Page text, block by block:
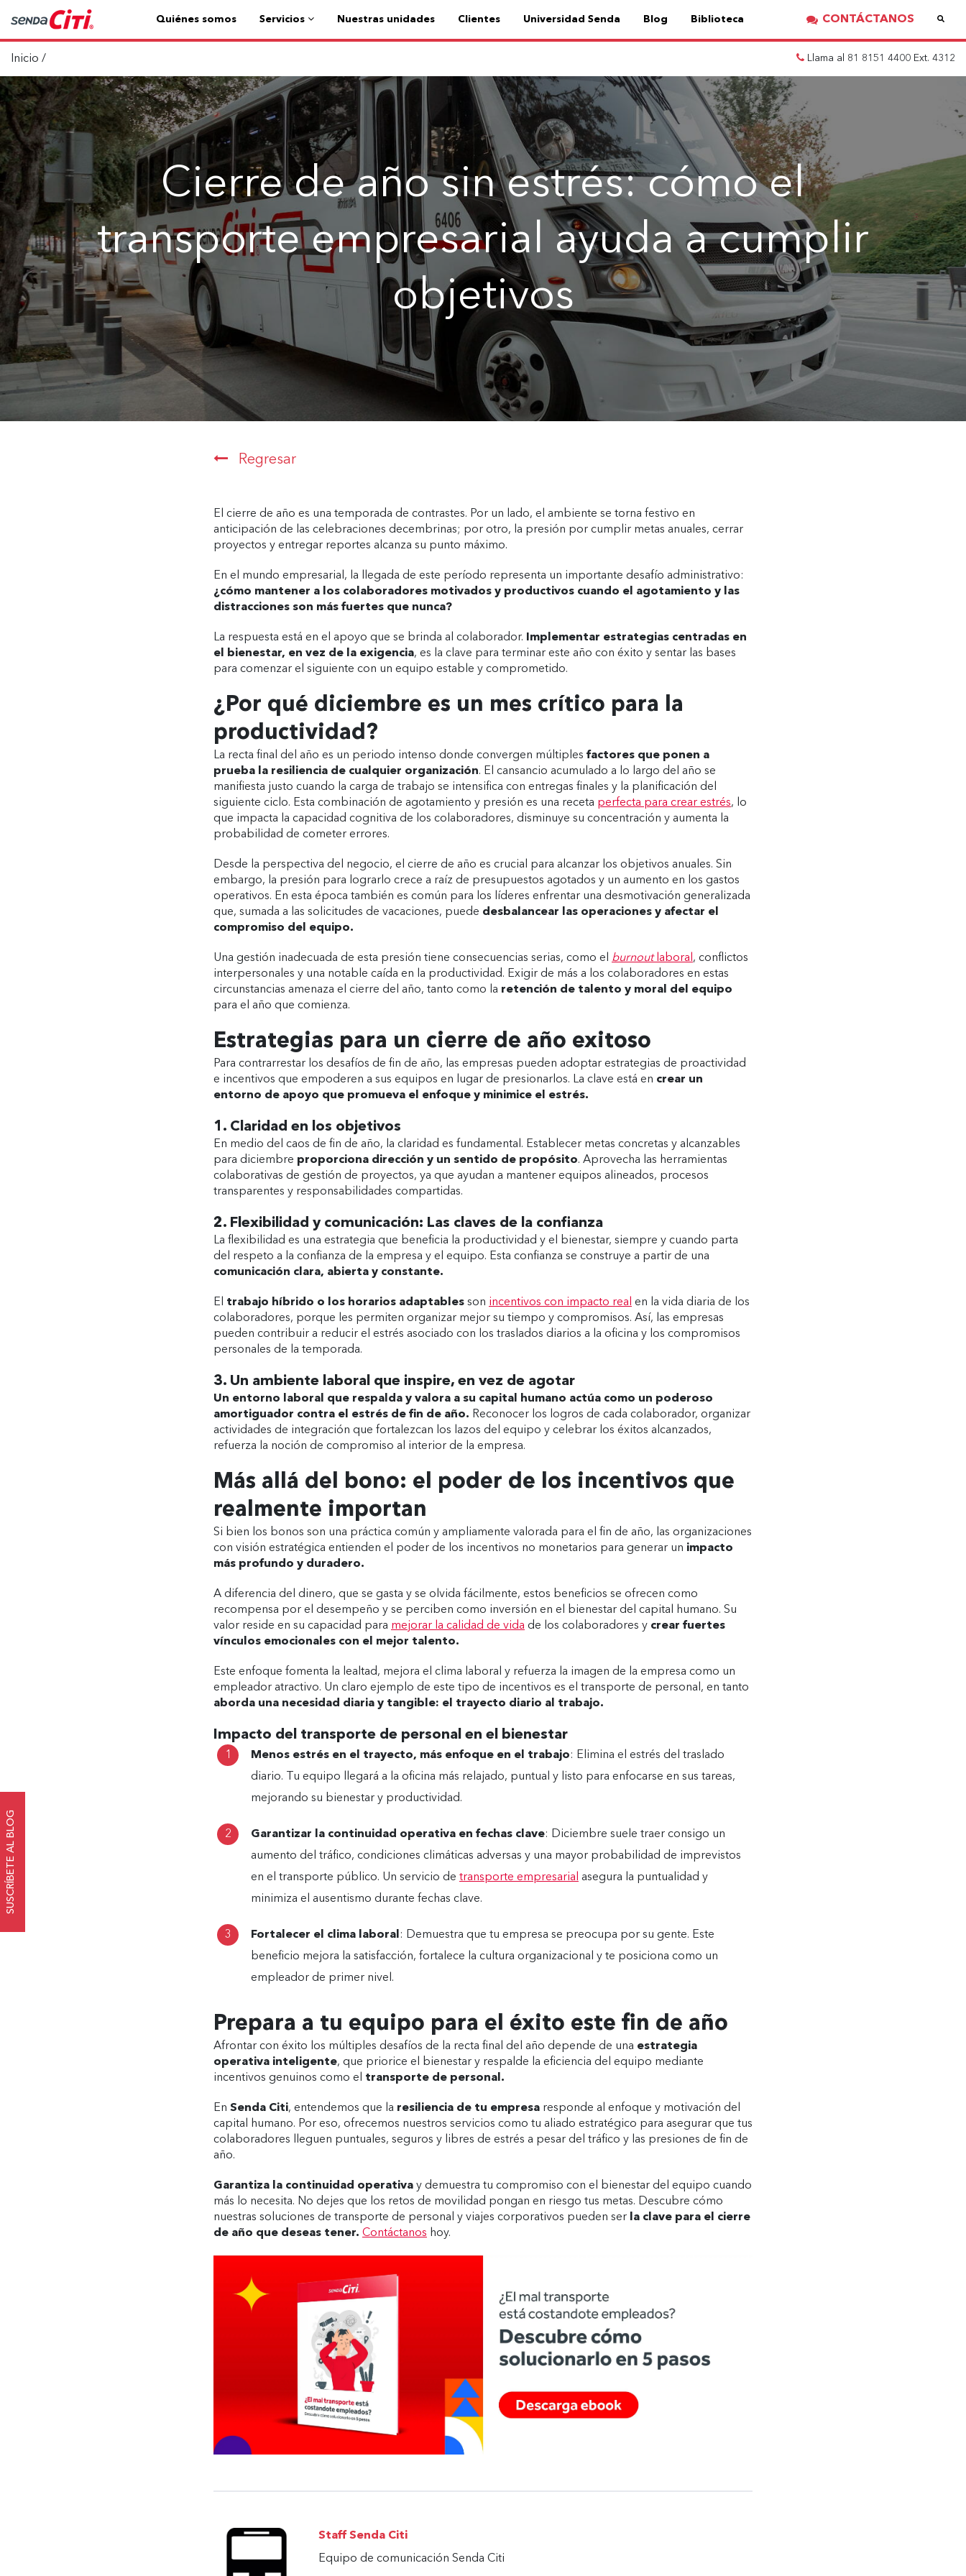
SUSCRÍBETE AL BLOG
Quiénes somos Servicios Nuestras unidades Clientes Universidad Senda Blog Biblioteca CONTÁCTANOS
Inicio / Llama al 81 8151 4400 Ext. 4312
Cierre de año sin estrés: cómo el
transporte empresarial ayuda a cumplir
objetivos
Regresar
El cierre de año es una temporada de contrastes. Por un lado, el ambiente se torna festivo en
anticipación de las celebraciones decembrinas; por otro, la presión por cumplir metas anuales, cerrar
proyectos y entregar reportes alcanza su punto máximo.
En el mundo empresarial, la llegada de este período representa un importante desafío administrativo:
¿cómo mantener a los colaboradores motivados y productivos cuando el agotamiento y las
distracciones son más fuertes que nunca?
La respuesta está en el apoyo que se brinda al colaborador.
Implementar estrategias centradas en
el bienestar, en vez de la exigencia, es la clave para terminar este año con éxito y sentar las bases
para comenzar el siguiente con un equipo estable y comprometido.
¿Por qué diciembre es un mes crítico para la
productividad?
La recta final del año es un periodo intenso donde convergen múltiples factores que ponen a
prueba la resiliencia de cualquier organización. El cansancio acumulado a lo largo del año se
manifiesta justo cuando la carga de trabajo se intensifica con entregas finales y la planificación del
siguiente ciclo. Esta combinación de agotamiento y presión es una receta perfecta para crear estrés, lo
que impacta la capacidad cognitiva de los colaboradores, disminuye su concentración y aumenta la
probabilidad de cometer errores.
Desde la perspectiva del negocio, el cierre de año es crucial para alcanzar los objetivos anuales. Sin
embargo, la presión para lograrlo crece a raíz de presupuestos agotados y un aumento en los gastos
operativos. En esta época también es común para los líderes enfrentar una desmotivación generalizada
que, sumada a las solicitudes de vacaciones, puede desbalancear las operaciones y afectar el
compromiso del equipo.
Una gestión inadecuada de esta presión tiene consecuencias serias, como el burnoutlaboral , conflictos
interpersonales y una notable caída en la productividad. Exigir de más a los colaboradores en estas
circunstancias amenaza el cierre del año, tanto como la retención de talento y moral del equipo
para el año que comienza.
Estrategias para un cierre de año exitoso
Para contrarrestar los desafíos de fin de año, las empresas pueden adoptar estrategias de proactividad
e incentivos que empoderen a sus equipos en lugar de presionarlos. La clave está en crear un
entorno de apoyo que promueva el enfoque y minimice el estrés.
1. Claridad en los objetivos
En medio del caos de fin de año, la claridad es fundamental. Establecer metas concretas y alcanzables
para diciembre proporciona dirección y un sentido de propósito. Aprovecha las herramientas
colaborativas de gestión de proyectos, ya que ayudan a mantener equipos alineados, procesos
transparentes y responsabilidades compartidas.
2. Flexibilidad y comunicación: Las claves de la confianza
La flexibilidad es una estrategia que beneficia la productividad y el bienestar, siempre y cuando parta
del respeto a la confianza de la empresa y el equipo. Esta confianza se construye a partir de una
comunicación clara, abierta y constante.
El trabajo híbrido o los horarios adaptables son incentivos con impacto real en la vida diaria de los
colaboradores, porque les permiten organizar mejor su tiempo y compromisos. Así, las empresas
pueden contribuir a reducir el estrés asociado con los traslados diarios a la oficina y los compromisos
personales de la temporada.
3. Un ambiente laboral que inspire, en vez de agotar
Un entorno laboral que respalda y valora a su capital humano actúa como un poderoso
amortiguador contra el estrés de fin de año. Reconocer los logros de cada colaborador, organizar
actividades de integración que fortalezcan los lazos del equipo y celebrar los éxitos alcanzados,
refuerza la noción de compromiso al interior de la empresa.
Más allá del bono: el poder de los incentivos que
realmente importan
Si bien los bonos son una práctica común y ampliamente valorada para el fin de año, las organizaciones
con visión estratégica entienden el poder de los incentivos no monetarios para generar un impacto
más profundo y duradero.
A diferencia del dinero, que se gasta y se olvida fácilmente, estos beneficios se ofrecen como
recompensa por el desempeño y se perciben como inversión en el bienestar del capital humano. Su
valor reside en su capacidad para mejorar la calidad de vida de los colaboradores y crear fuertes
vínculos emocionales con el mejor talento.
Este enfoque fomenta la lealtad, mejora el clima laboral y refuerza la imagen de la empresa como un
empleador atractivo. Un claro ejemplo de este tipo de incentivos es el transporte de personal, en tanto
aborda una necesidad diaria y tangible: el trayecto diario al trabajo.
Impacto del transporte de personal en el bienestar
Menos estrés en el trayecto, más enfoque en el trabajo: Elimina el estrés del traslado
diario. Tu equipo llegará a la oficina más relajado, puntual y listo para enfocarse en sus tareas,
mejorando su bienestar y productividad.
Garantizar la continuidad operativa en fechas clave: Diciembre suele traer consigo un
aumento del tráfico, condiciones climáticas adversas y una mayor probabilidad de imprevistos
en el transporte público. Un servicio de transporte empresarial asegura la puntualidad y
minimiza el ausentismo durante fechas clave.
Fortalecer el clima laboral : Demuestra que tu empresa se preocupa por su gente. Este
beneficio mejora la satisfacción, fortalece la cultura organizacional y te posiciona como un
empleador de primer nivel.
Prepara a tu equipo para el éxito este fin de año
Afrontar con éxito los múltiples desafíos de la recta final del año depende de una estrategia
operativa inteligente, que priorice el bienestar y respalde la eficiencia del equipo mediante
incentivos genuinos como el
transporte de personal.
En Senda Citi, entendemos que la resiliencia de tu empresa responde al enfoque y motivación del
capital humano. Por eso, ofrecemos nuestros servicios como tu aliado estratégico para asegurar que tus
colaboradores lleguen puntuales, seguros y libres de estrés a pesar del tráfico y las presiones de fin de
año.
Garantiza la continuidad operativa y demuestra tu compromiso con el bienestar del equipo cuando
más lo necesita. No dejes que los retos de movilidad pongan en riesgo tus metas. Descubre cómo
nuestras soluciones de transporte de personal y viajes corporativos pueden ser la clave para el cierre
de año que deseas tener. Contáctanos hoy.
Staff Senda Citi
Equipo de comunicación Senda Citi